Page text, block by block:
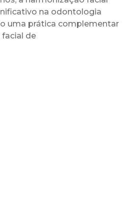
na odontologia
uma prática complementar
de